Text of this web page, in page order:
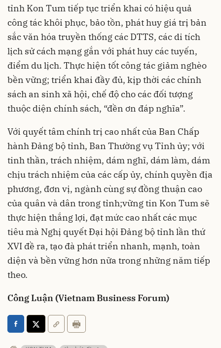
tỉnh Kon Tum tiếp tục triển khai có hiệu quả
công tác khôi phục, bảo tồn, phát huy giá trị bản
sắc văn hóa truyền thống các DTTS, các di tích
lịch sử cách mạng gắn với phát huy các tuyến,
điểm du lịch. Thực hiện tốt công tác giảm nghèo
bền vững; triển khai đầy đủ, kịp thời các chính
sách an sinh xã hội, chế độ cho các đối tượng
thuộc diện chính sách, “đền ơn đáp nghĩa”.
Với quyết tâm chính trị cao nhất của Ban Chấp
hành Đảng bộ tỉnh, Ban Thường vụ Tỉnh ủy; với
tinh thần, trách nhiệm, dám nghĩ, dám làm, dám
chịu trách nhiệm của các cấp ủy, chính quyền địa
phương, đơn vị, ngành cùng sự đồng thuận cao
của quân và dân trong tỉnh;vững tin Kon Tum sẽ
thực hiện thắng lợi, đạt mức cao nhất các mục
tiêu mà Nghị quyết Đại hội Đảng bộ tỉnh lần thứ
XVI đề ra, tạo đà phát triển nhanh, mạnh, toàn
diện và bền vững hơn nữa trong những năm tiếp
theo.
Công Luận (Vietnam Business Forum)